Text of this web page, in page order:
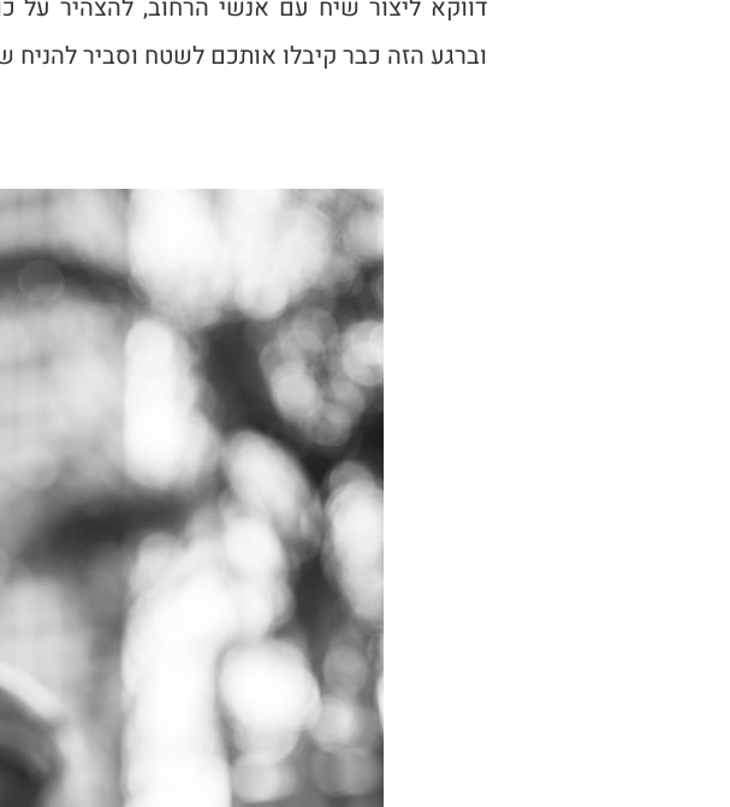
דווקא ליצור שיח עם אנשי הרחוב, להצהיר על
וברגע הזה כבר קיבלו אותכם לשטח וסביר להניח